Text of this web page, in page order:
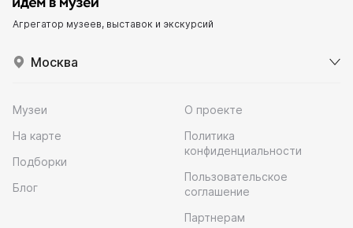
Агрегатор музеев, выставок и экскурсий
Москва
Музеи
На карте
Подборки
Блог
О проекте
Политика
конфиденциальности
Пользовательское
соглашение
Партнерам